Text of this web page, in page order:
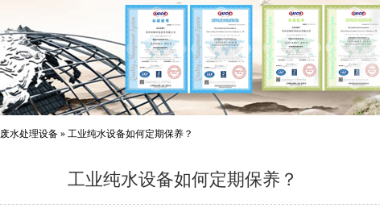
废水处理设备 » 工业纯水设备如何定期保养？
工业纯水设备如何定期保养？